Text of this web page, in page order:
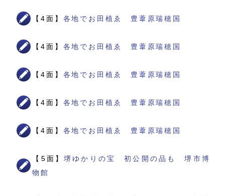
【4面】 各地でお田植ゑ 豊葦原瑞穂国
【4面】 各地でお田植ゑ 豊葦原瑞穂国
【4面】 各地でお田植ゑ 豊葦原瑞穂国
【4面】 各地でお田植ゑ 豊葦原瑞穂国
【4面】 各地でお田植ゑ 豊葦原瑞穂国
【5面】堺ゆかりの宝 初公開の品も 堺市博
物館